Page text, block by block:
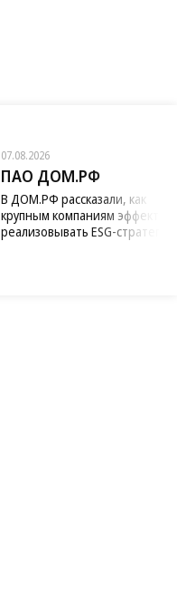
07.08.2026
ПАО ДОМ.РФ
В ДОМ.РФ рассказали, как
крупным компаниям
реализовывать ESG-стратегию